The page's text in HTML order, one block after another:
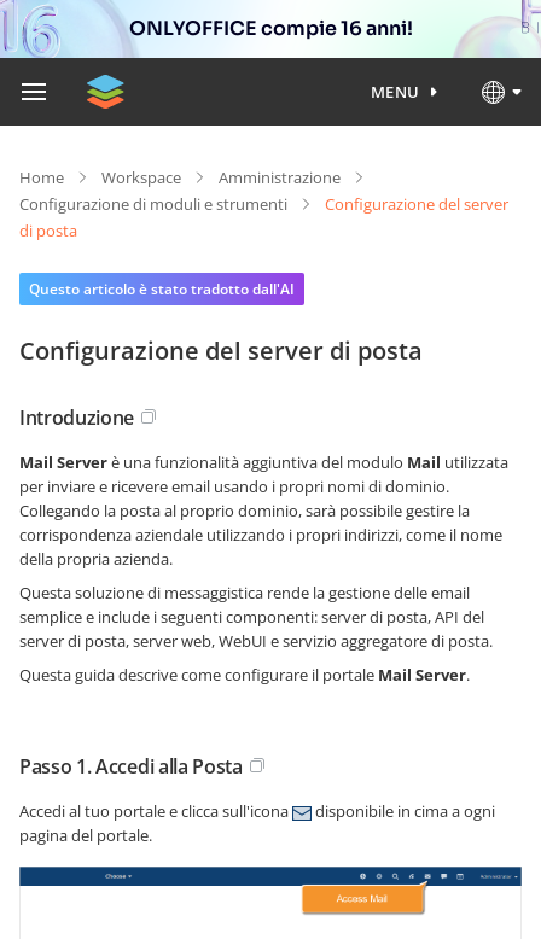
ONLYOFFICE compie 16 anni!
MENU
Home Workspace
Amministrazione
Configurazione di moduli e strumenti
Configurazione del server
di posta
Questo articolo è stato tradotto dall'AI
Configurazione del server di posta
Introduzione
Mail Serverè una funzionalità aggiuntiva del modulo Mail utilizzata
per inviare e ricevere email usando i propri nomi di dominio.
Collegando la posta al proprio dominio, sarà possibile gestire la
corrispondenza aziendale utilizzando i propri indirizzi, come il nome
della propria azienda.
Questa soluzione di messaggistica rende la gestione delle email
semplice e include i seguenti componenti: server di posta, API del
server di posta, server web, WebUI e servizio aggregatore di posta.
Questa guida descrive come configurare il portale Mail Server.
Passo 1. Accedi alla Posta
Accedi al tuo portale e clicca sull'icona
disponibile in cima a ogni
pagina del portale.